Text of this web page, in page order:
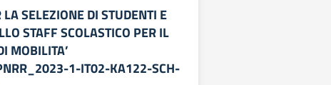
SELEZIONE DI STUDENTI E
STAFF SCOLASTICO PER IL
MOBILITA’
1-IT02-KA122-SCH-